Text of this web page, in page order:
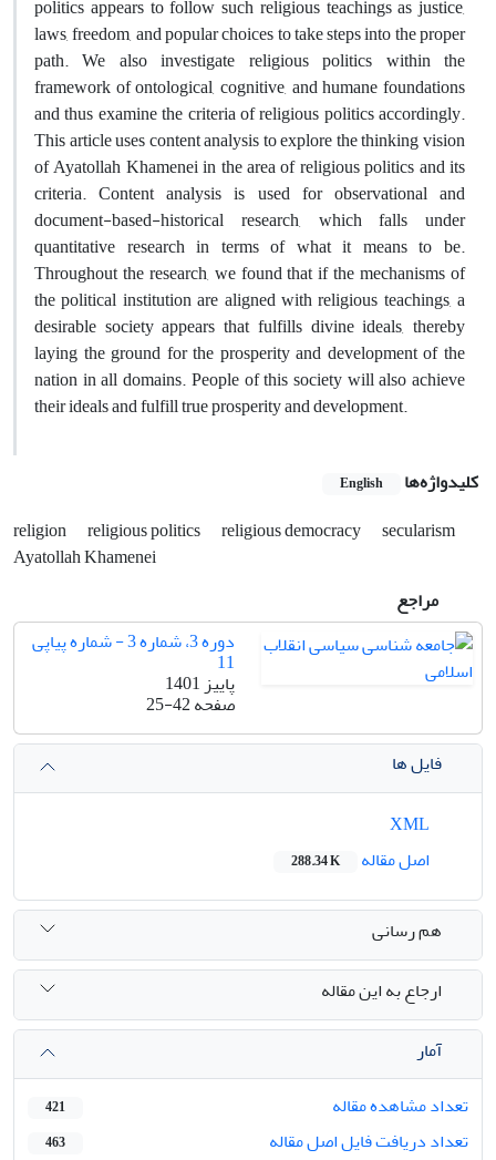
politics appears to follow such religious teachings as justice,
laws, freedom, and popular choices to take steps into the proper
path. We also investigate religious politics within the
framework of ontological, cognitive, and humane foundations
and thus examine the criteria of religious politics accordingly.
This article uses content analysis to explore the thinking vision
of Ayatollah Khamenei in the area of religious politics and its
criteria. Content analysis is used for observational and
document-based-historical research, which falls under
quantitative research in terms of what it means to be.
Throughout the research, we found that if the mechanisms of
the political institution are aligned with religious teachings, a
desirable society appears that fulfills divine ideals, thereby
laying the ground for the prosperity and development of the
nation in all domains. People of this society will also achieve
their ideals and fulfill true prosperity and development.
کلیدواژه‌ها English
religion religious politics religious democracy
secularism
Ayatollah Khamenei
مراجع
دوره 3، شماره 3 - شماره پیاپی
11
پاییز 1401
صفحه25-42
فایل ها
اصل مقاله
288.34 K
هم رسانی
ارجاع به این مقاله
آمار
تعداد مشاهده مقاله
421
تعداد دریافت فایل اصل مقاله 463